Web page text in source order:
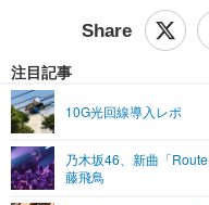
ショッピング
エンタメTOP
グラビア
ライフTOP
その他
リリース一覧
プッシュ通知の停止方法
注目記事
10G光回線導入レポ
乃木坂46、新曲「
藤飛鳥